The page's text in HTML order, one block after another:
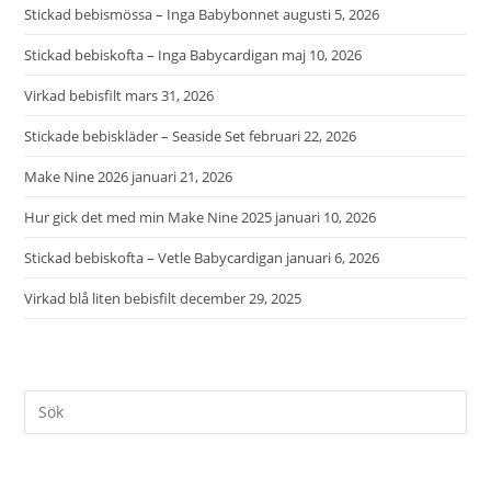
Stickad bebismössa – Inga Babybonnetaugusti 5, 2026
Stickad bebiskofta – Inga Babycardigan maj 10, 2026
Virkad bebisfilt mars 31, 2026
Stickade bebiskläder – Seaside Setfebruari 22, 2026
Make Nine 2026 januari 21, 2026
Hur gick det med min Make Nine 2025 januari 10, 2026
Stickad bebiskofta – Vetle Babycardigan januari 6, 2026
Virkad blå liten bebisfiltdecember 29, 2025